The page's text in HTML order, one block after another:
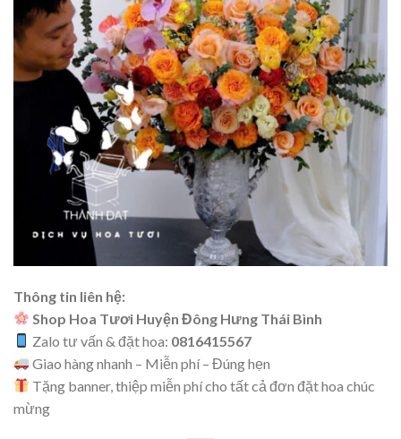
Thông tin liên hệ:
Shop Hoa Tươi Huyện Đông Hưng Thái Bình
Zalo tư vấn & đặt hoa: 0816415567
Giao hàng nhanh – Miễn phí – Đúng hẹn
Tặng banner, thiệp miễn phí cho tất cả đơn đặt hoa chúc
mừng